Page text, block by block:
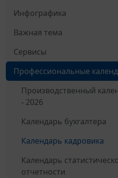
Инфографика
Важная тема
Сервисы
Профессиональные
Производственный
- 2026
Календарь бухгалтера
Календарь кадровика
Календарь
отчетности